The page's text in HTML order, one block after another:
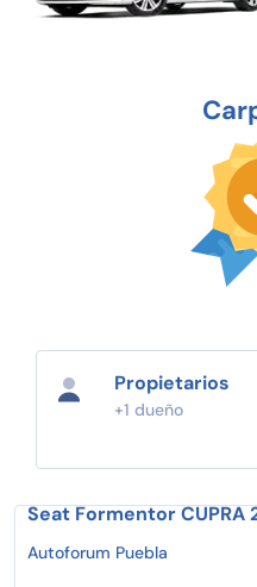
Propietarios
+1 dueño
Seat Formentor CUPRA
Autoforum Puebla